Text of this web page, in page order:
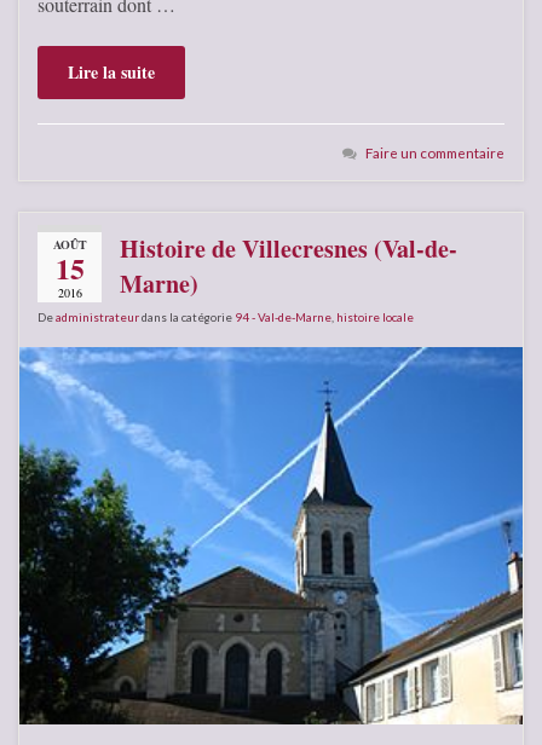
Lire la suite
Faire un commentaire
AOÛT
15
2016
Histoire de Villecresnes (Val-de-
Marne)
Deadministrateurdans la catégorie 94 - Val-de-Marne histoire locale